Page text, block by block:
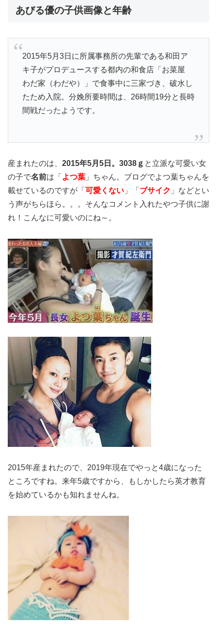
あびる優の子供画像と年齢
2015年5月3日に所属事務所の先輩である和田ア
キ子がプロデュースする都内の和食店「お菜屋
わだ家（わだや）」で食事中に三家づき、破水し
たため入院。分娩所要時間は、26時間19分と長時
間戦だったようです。
産まれたのは、 2015年5月5日。3038ｇ と立派な可愛い女
の子で名前は「 よつ葉 」ちゃん。ブログでよつ葉ちゃんを
載せているのですが「 可愛くない 」「 ブサイク 」などとい
う声がちらほら。。。そんなコメント入れたやつ子供に謝
れ！こんなに可愛いのにね～。
2015年産まれたので、2019年現在でやっと4歳になった
ところですね。来年5歳ですから、もしかしたら英才教育
を始めているかも知れませんね。